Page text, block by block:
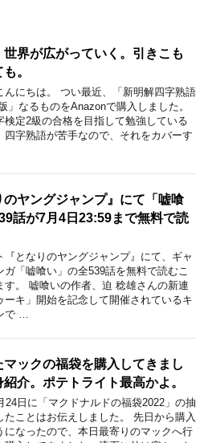
世界が広がっていく。引きこも
。
んにちは。 つい最近、「新明解四字熟語
」なるものをAnazonで購入しました。
検定2級の合格を目指して勉強している
四字熟語が苦手なので、それをカバーす
のヤングジャンプ』にて「嘘喰
話が7月4日23:59まで無料で読
『となりのヤングジャンプ』にて、ギャ
ガ「嘘喰い」の全539話を無料で読むこ
す。 嘘喰いの作者、迫 稔雄さんの新連
ーキ」開始を記念して開催されているキ
で …
マックの福袋を購入してきまし
介。ポテトライト最高かよ。
24日に「マクドナルドの福袋2022」の抽
たことはお伝えしました。 先日から購入
になったので、本日最寄りのマックへ行